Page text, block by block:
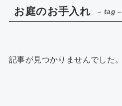
お庭のお手入れ – tag –
記事が見つかりませんでした。